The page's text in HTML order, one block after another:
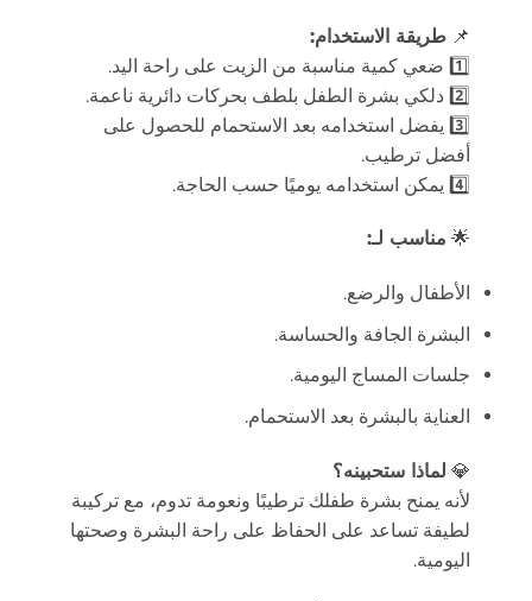
📌 طريقة الاستخدام:
1️⃣ ضعي كمية مناسبة من الزيت على راحة اليد.
2️⃣ دلكي بشرة الطفل بلطف بحركات دائرية ناعمة.
3️⃣ يفضل استخدامه بعد الاستحمام للحصول على
أفضل ترطيب.
4️⃣ يمكن استخدامه يوميًا حسب الحاجة.
🌟 مناسب لـ:
الأطفال والرضع.
البشرة الجافة والحساسة.
جلسات المساج اليومية.
العناية بالبشرة بعد الاستحمام.
💎 لماذا ستحبينه؟
لأنه يمنح بشرة طفلك ترطيبًا ونعومة تدوم، مع تركيبة
لطيفة تساعد على الحفاظ على راحة البشرة وصحتها
اليومية.